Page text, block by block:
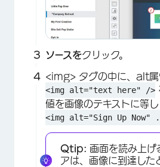
ソースをクリック。
<img> タグの中に、alt属
<img alt="text here" />
値を画像のテキストに等し
<img alt="Sign Up
Qtip: 画面を読み上げ
アは、画像に到達した